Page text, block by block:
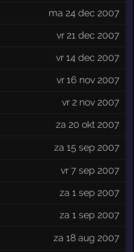
ma 24 dec 2007
vr 21 dec 2007
vr 14 dec 2007
vr 16 nov 2007
vr 2 nov 2007
za 20 okt 2007
za 15 sep 2007
vr 7 sep 2007
za 1 sep 2007
za 1 sep 2007
za 18 aug 2007